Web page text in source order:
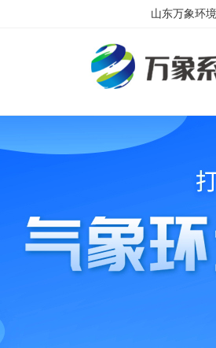
山东万象环